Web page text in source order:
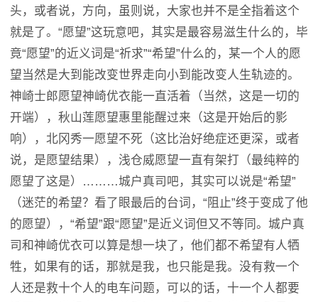
头，或者说，方向，虽则说，大家也并不是全指着这个
就是了。“愿望”这玩意吧，其实是最容易滋生什么的，毕
竟“愿望”的近义词是“祈求”“希望”什么的，某一个人的愿
望当然是大到能改变世界走向小到能改变人生轨迹的。
神崎士郎愿望神崎优衣能一直活着（当然，这是一切的
开端），秋山莲愿望惠里能醒过来（这是开始后的影
响），北冈秀一愿望不死（这比治好绝症还更深，或者
说，是愿望结果），浅仓威愿望一直有架打（最纯粹的
愿望了这是）………城户真司吧，其实可以说是“希望”
（迷茫的希望？看了眼最后的台词，“阻止”终于变成了他
的愿望），“希望”跟“愿望”是近义词但又不等同。城户真
司和神崎优衣可以算是想一块了，他们都不希望有人牺
牲，如果有的话，那就是我，也只能是我。没有救一个
人还是救十个人的电车问题，可以的话，十一个人都要